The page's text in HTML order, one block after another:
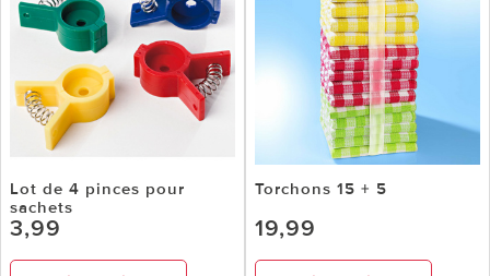
Lot de 4 pinces pour
sachets
3,99
Torchons 15 + 5
19,99